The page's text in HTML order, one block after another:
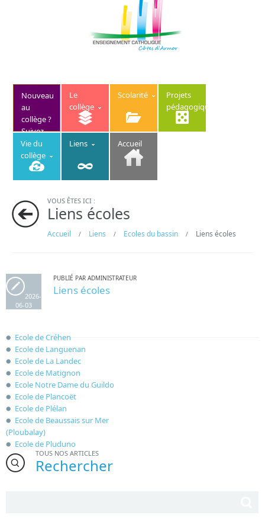
Nouveau
au
collège ?
Suivez
ce lien
Le
collège
Scolarité
Projets
pédagogiques
Vie du
collège
Liens Accueil
VOUS ÊTES ICI :
Liens écoles
Accueil / Liens / Ecoles du bassin / Liens écoles
2026-
06-03
PUBLIÉ PAR ADMINISTRATEUR
Liens écoles
Ecole de Créhen
Ecole de Languenan
Ecole de La Landec
Ecole de Matignon
Ecole Notre Dame du Guildo
Ecole de Plancoët
Ecole de Plélan
Ecole de Beaussaissur Mer
(Ploubalay)
Ecole de Pluduno
TOUS NOS ARTICLES
Rechercher